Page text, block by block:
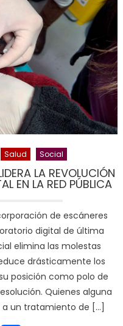
Salud Social
LA REVOLUCIÓN
EN LA RED PÚBLICA
de escáneres
digital de última
elimina las molestas
drásticamente los
posición como polo de
Quienes alguna
un tratamiento de […]